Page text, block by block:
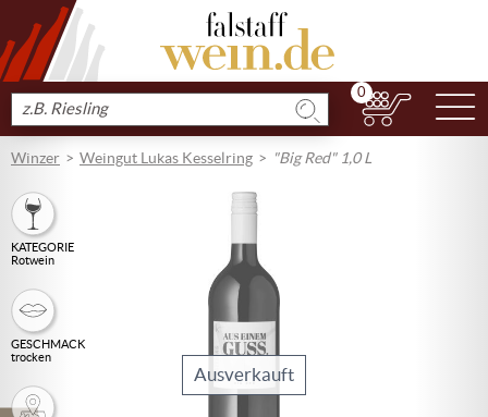
Produkt
suchen
0
Winzer Weingut Lukas Kesselring "Big Red" 1,0 L
KATEGORIE
Rotwein
GESCHMACK
trocken
Ausverkauft